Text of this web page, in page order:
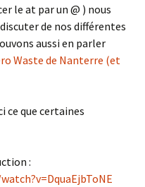
le at par un @ ) nous
de nos différentes
aussi en parler
Waste de Nanterre (et
ce que certaines
: